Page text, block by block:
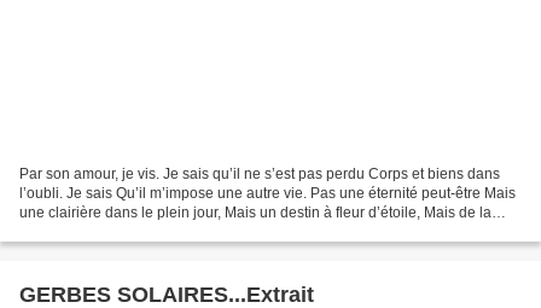
Par son amour, je vis. Je sais qu’il ne s’est pas perdu Corps et biens dans
l’oubli. Je sais Qu’il m’impose une autre vie. Pas une éternité peut-être Mais
une clairière dans le plein jour, Mais un destin à fleur d’étoile, Mais de la
GERBES SOLAIRES...Extrait